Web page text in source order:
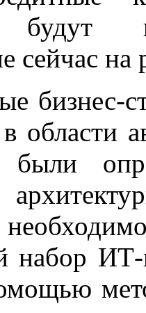
будут
сейчас на
бизнес-
области
были
набор ИТ-